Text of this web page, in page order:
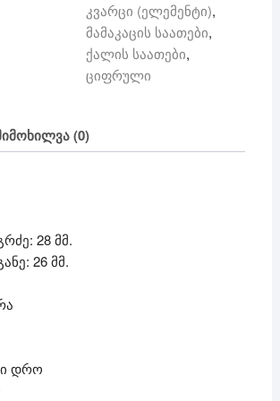
კვარცი (ელემენტი),
მამაკაცის საათები,
ქალის საათები,
ციფრული
(0)
28 მმ.
26 მმ.
დრო